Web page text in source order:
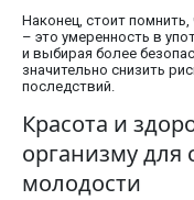
Наконец, стоит
– это умеренность в
и выбирая более
значительно снизить
последствий.
Красота и
организму для
молодости